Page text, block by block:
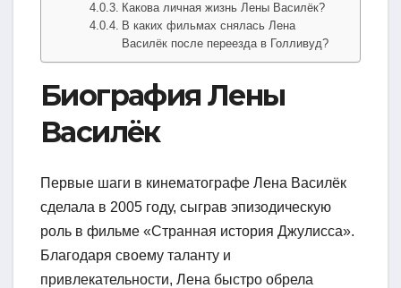
Какова личная жизнь Лены Василёк?
В каких фильмах снялась Лена
Василёк после переезда в Голливуд?
Биография Лены
Василёк
Первые шаги в кинематографе Лена Василёк
сделала в 2005 году, сыграв эпизодическую
роль в фильме «Странная история Джулисса».
Благодаря своему таланту и
привлекательности, Лена быстро обрела